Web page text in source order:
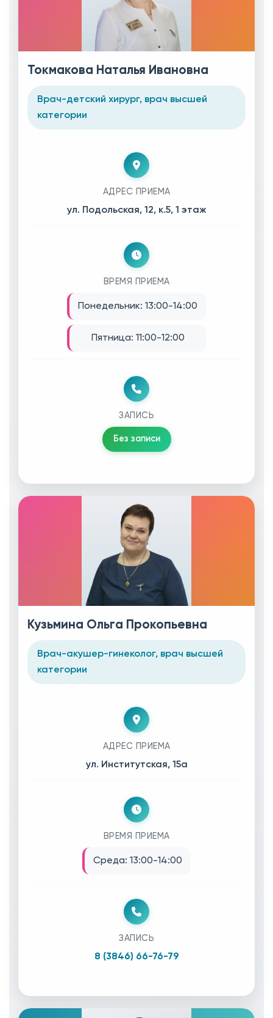
Токмакова Наталья Ивановна
Врач-детский хирург, врач высшей
категории
АДРЕС ПРИЕМА
ул. Подольская, 12, к.5, 1 этаж
ВРЕМЯ ПРИЕМА
Понедельник: 13:00-14:00
Пятница: 11:00-12:00
ЗАПИСЬ
Без записи
Кузьмина Ольга Прокопьевна
Врач-акушер-гинеколог, врач высшей
категории
АДРЕС ПРИЕМА
ул. Институтская, 15а
ВРЕМЯ ПРИЕМА
Среда: 13:00-14:00
ЗАПИСЬ
8 (3846) 66-76-79